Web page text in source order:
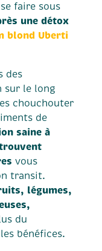
faire sous
une détox
blond Uberti
des
sur le long
chouchouter
de
saine à
vous
transit.
légumes,
du
bénéfices.